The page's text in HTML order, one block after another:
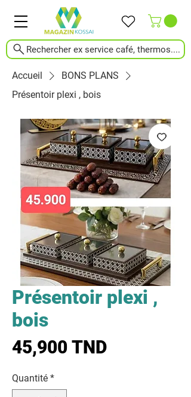
Rechercher ex service café, thermos....
Accueil
BONS PLANS
Présentoir plexi , bois
Présentoir plexi ,
bois
45,900 TNDPrix
Quantité *